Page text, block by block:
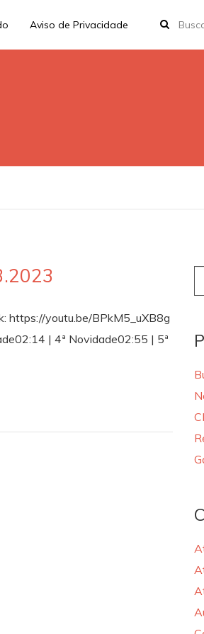
Aviso de Privacidade
https://youtu.be/BPkM5_uXB8g
| 4ª Novidade02:55 | 5ª